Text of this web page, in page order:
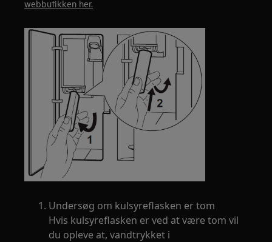
webbutikken her.
Undersøg om kulsyreflasken er tom
Hvis kulsyreflasken er ved at være tom vil
du opleve at, vandtrykket i